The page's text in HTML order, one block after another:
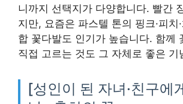
니까지 선택지가 다양합니다. 빨간
지만, 요즘은 파스텔 톤의 핑크·피치
합 꽃다발도 인기가 높습니다. 함께
직접 고르는 것도 그 자체로 좋은 기
[성인이 된 자녀·친구에